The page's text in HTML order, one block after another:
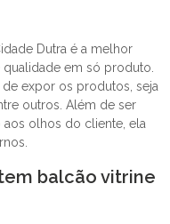
Dutra é a melhor
em só produto.
expor os produtos, seja
outros. Além de ser
aos olhos do cliente, ela
balcão vitrine